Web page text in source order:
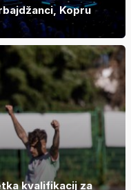
Kopru
kvalifikacij za